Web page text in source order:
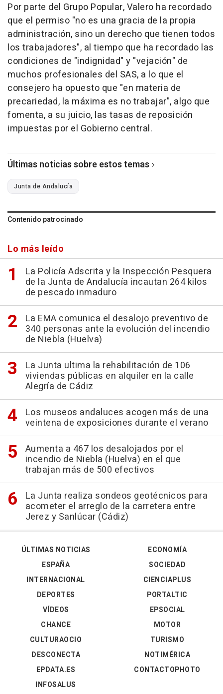
Por parte del Grupo Popular, Valero ha recordado
que el permiso "no es una gracia de la propia
administración, sino un derecho que tienen todos
los trabajadores", al tiempo que ha recordado las
condiciones de "indignidad" y "vejación" de
muchos profesionales del SAS, a lo que el
consejero ha opuesto que "en materia de
precariedad, la máxima es no trabajar", algo que
fomenta, a su juicio, las tasas de reposición
impuestas por el Gobierno central.
Últimas noticias sobre estos temas
Junta de Andalucía
Contenido patrocinado
Lo más leído
La Policía Adscrita y la Inspección Pesquera
de la Junta de Andalucía incautan 264 kilos
de pescado inmaduro
La EMA comunica el desalojo preventivo de
340 personas ante la evolución del incendio
de Niebla (Huelva)
La Junta ultima la rehabilitación de 106
viviendas públicas en alquiler en la calle
Alegría de Cádiz
Los museos andaluces acogen más de una
veintena de exposiciones durante el verano
Aumenta a 467 los desalojados por el
incendio de Niebla (Huelva) en el que
trabajan más de 500 efectivos
La Junta realiza sondeos geotécnicos para
acometer el arreglo de la carretera entre
Jerez y Sanlúcar (Cádiz)
ÚLTIMAS NOTICIAS
ESPAÑA
INTERNACIONAL
DEPORTES
VÍDEOS
ECONOMÍA
SOCIEDAD
CIENCIAPLUS
PORTALTIC
EPSOCIAL
CHANCE
CULTURAOCIO
DESCONECTA
EPDATA.ES
INFOSALUS
MOTOR
TURISMO
NOTIMÉRICA
CONTACTOPHOTO